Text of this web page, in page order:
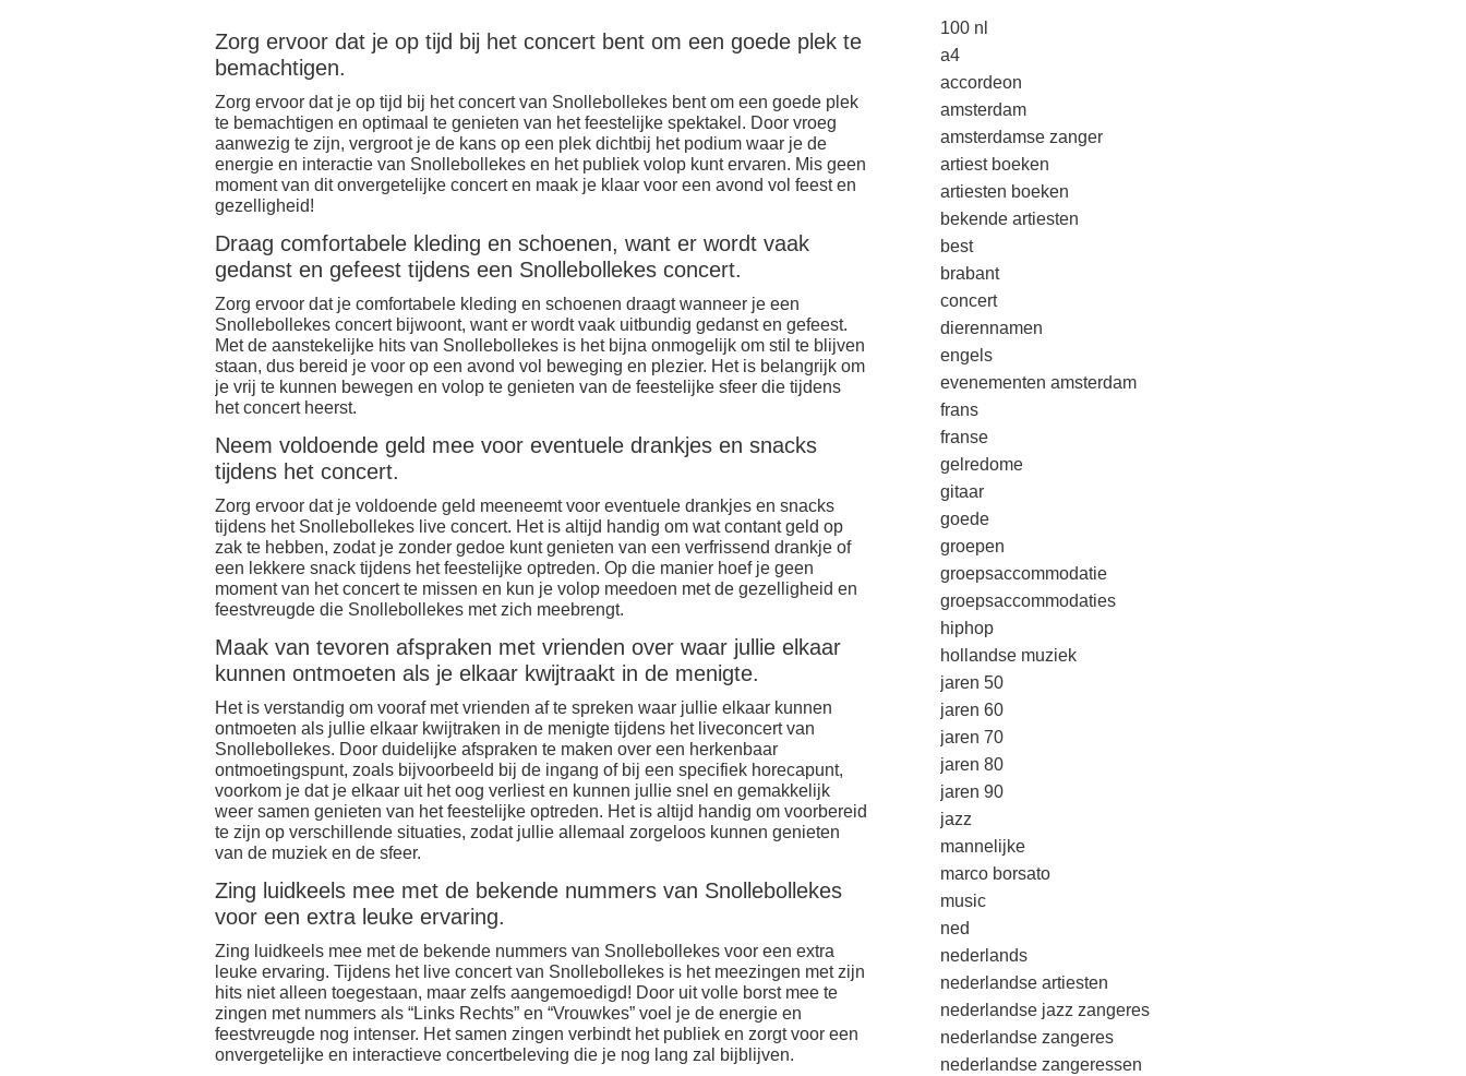
Zorg ervoor dat je op tijd bij het concert bent om een goede plek te
bemachtigen.
Zorg ervoor dat je op tijd bij het concert van Snollebollekes bent om een goede plek
te bemachtigen en optimaal te genieten van het feestelijke spektakel. Door vroeg
aanwezig te zijn, vergroot je de kans op een plek dichtbij het podium waar je de
energie en interactie van Snollebollekes en het publiek volop kunt ervaren. Mis geen
moment van dit onvergetelijke concert en maak je klaar voor een avond vol feest en
gezelligheid!
Draag comfortabele kleding en schoenen, want er wordt vaak
gedanst en gefeest tijdens een Snollebollekes concert.
Zorg ervoor dat je comfortabele kleding en schoenen draagt wanneer je een
Snollebollekes concert bijwoont, want er wordt vaak uitbundig gedanst en gefeest.
Met de aanstekelijke hits van Snollebollekes is het bijna onmogelijk om stil te blijven
staan, dus bereid je voor op een avond vol beweging en plezier. Het is belangrijk om
je vrij te kunnen bewegen en volop te genieten van de feestelijke sfeer die tijdens
het concert heerst.
Neem voldoende geld mee voor eventuele drankjes en snacks
tijdens het concert.
Zorg ervoor dat je voldoende geld meeneemt voor eventuele drankjes en snacks
tijdens het Snollebollekes live concert. Het is altijd handig om wat contant geld op
zak te hebben, zodat je zonder gedoe kunt genieten van een verfrissend drankje of
een lekkere snack tijdens het feestelijke optreden. Op die manier hoef je geen
moment van het concert te missen en kun je volop meedoen met de gezelligheid en
feestvreugde die Snollebollekes met zich meebrengt.
Maak van tevoren afspraken met vrienden over waar jullie elkaar
kunnen ontmoeten als je elkaar kwijtraakt in de menigte.
Het is verstandig om vooraf met vrienden af te spreken waar jullie elkaar kunnen
ontmoeten als jullie elkaar kwijtraken in de menigte tijdens het liveconcert van
Snollebollekes. Door duidelijke afspraken te maken over een herkenbaar
ontmoetingspunt, zoals bijvoorbeeld bij de ingang of bij een specifiek horecapunt,
voorkom je dat je elkaar uit het oog verliest en kunnen jullie snel en gemakkelijk
weer samen genieten van het feestelijke optreden. Het is altijd handig om voorbereid
te zijn op verschillende situaties, zodat jullie allemaal zorgeloos kunnen genieten
van de muziek en de sfeer.
Zing luidkeels mee met de bekende nummers van Snollebollekes
voor een extra leuke ervaring.
Zing luidkeels mee met de bekende nummers van Snollebollekes voor een extra
leuke ervaring. Tijdens het live concert van Snollebollekes is het meezingen met zijn
hits niet alleen toegestaan, maar zelfs aangemoedigd! Door uit volle borst mee te
zingen met nummers als “Links Rechts” en “Vrouwkes” voel je de energie en
feestvreugde nog intenser. Het samen zingen verbindt het publiek en zorgt voor een
onvergetelijke en interactieve concertbeleving die je nog lang zal bijblijven.
100 nl
a4
accordeon
amsterdam
amsterdamse zanger
artiest boeken
artiesten boeken
bekende artiesten
best
brabant
concert
dierennamen
engels
evenementen amsterdam
frans
franse
gelredome
gitaar
goede
groepen
groepsaccommodatie
groepsaccommodaties
hiphop
hollandse muziek
jaren 50
jaren 60
jaren 70
jaren 80
jaren 90
jazz
mannelijke
marco borsato
music
ned
nederlands
nederlandse artiesten
nederlandse jazz zangeres
nederlandse zangeres
nederlandse zangeressen